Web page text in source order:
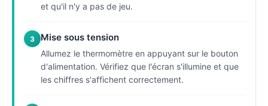
et qu'il n'y a pas de jeu.
3 Mise sous tension
Allumez le thermomètre en appuyant sur le bouton
d'alimentation. Vérifiez que l'écran s'illumine et que
les chiffres s'affichent correctement.